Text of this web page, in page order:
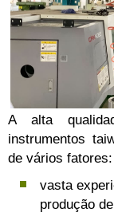
A alta
instrumentos
de vários fatores:
vasta
produção